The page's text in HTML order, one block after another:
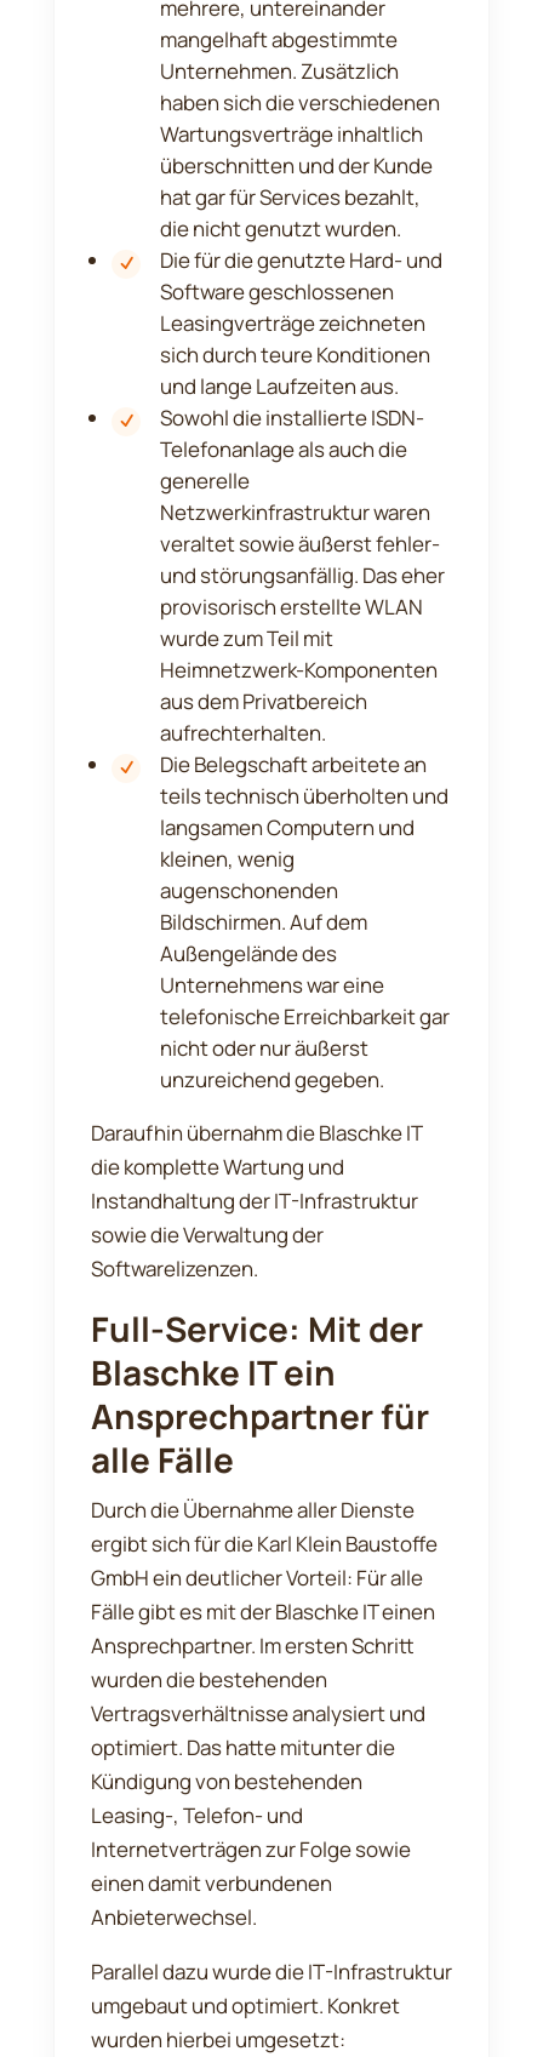
mehrere, untereinander
mangelhaft abgestimmte
Unternehmen. Zusätzlich
haben sich die verschiedenen
Wartungsverträge inhaltlich
überschnitten und der Kunde
hat gar für Services bezahlt,
die nicht genutzt wurden.
Die für die genutzte Hard- und
Software geschlossenen
Leasingverträge zeichneten
sich durch teure Konditionen
und lange Laufzeiten aus.
Sowohl die installierte ISDN-
Telefonanlage als auch die
generelle
Netzwerkinfrastruktur waren
veraltet sowie äußerst fehler-
und störungsanfällig. Das eher
provisorisch erstellte WLAN
wurde zum Teil mit
Heimnetzwerk-Komponenten
aus dem Privatbereich
aufrechterhalten.
Die Belegschaft arbeitete an
teils technisch überholten und
langsamen Computern und
kleinen, wenig
augenschonenden
Bildschirmen. Auf dem
Außengelände des
Unternehmens war eine
telefonische Erreichbarkeit gar
nicht oder nur äußerst
unzureichend gegeben.
Daraufhin übernahm die Blaschke IT
die komplette Wartung und
Instandhaltung der IT-Infrastruktur
sowie die Verwaltung der
Softwarelizenzen.
Full-Service: Mit der
Blaschke IT ein
Ansprechpartner für
alle Fälle
Durch die Übernahme aller Dienste
ergibt sich für die Karl Klein Baustoffe
GmbH ein deutlicher Vorteil: Für alle
Fälle gibt es mit der Blaschke IT einen
Ansprechpartner. Im ersten Schritt
wurden die bestehenden
Vertragsverhältnisse analysiert und
optimiert. Das hatte mitunter die
Kündigung von bestehenden
Leasing-, Telefon- und
Internetverträgen zur Folge sowie
einen damit verbundenen
Anbieterwechsel.
Parallel dazu wurde die IT-Infrastruktur
umgebaut und optimiert. Konkret
wurden hierbei umgesetzt: